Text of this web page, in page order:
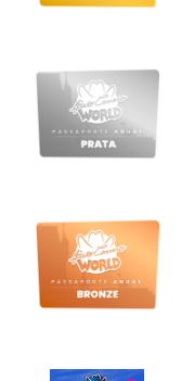
INFO
INFO